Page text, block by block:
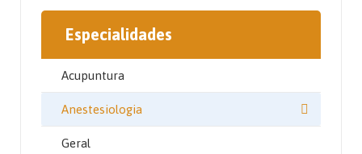
Especialidades
Acupuntura
Anestesiologia
Geral